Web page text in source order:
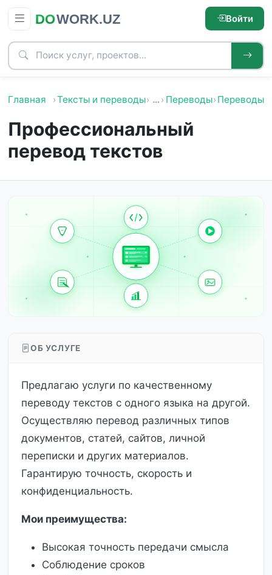
Войти
Главная Тексты и переводы … Переводы Переводы,
Профессиональный
перевод текстов
ОБ УСЛУГЕ
Предлагаю услуги по качественному
переводу текстов с одного языка на другой.
Осуществляю перевод различных типов
документов, статей, сайтов, личной
переписки и других материалов.
Гарантирую точность, скорость и
конфиденциальность.
Мои преимущества:
Высокая точность передачи смысла
Соблюдение сроков